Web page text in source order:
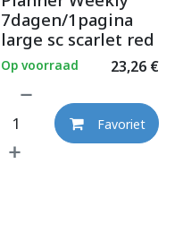
7dagen/1pagina
large sc scarlet red
23,26€
Op voorraad
Favoriet